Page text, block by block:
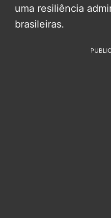
uma resiliência
brasileiras.